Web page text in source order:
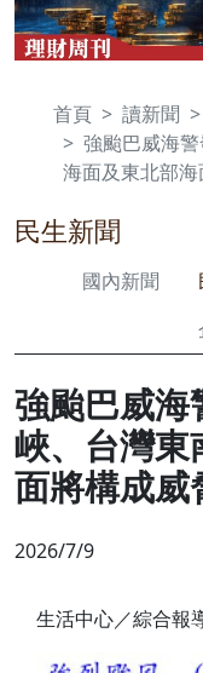
首頁 讀新聞
強颱巴威海
海面及東北部
民生新聞
國內新聞
強颱巴威
峽、台灣東
面將構成威
2026/7/9
生活中心／綜合報